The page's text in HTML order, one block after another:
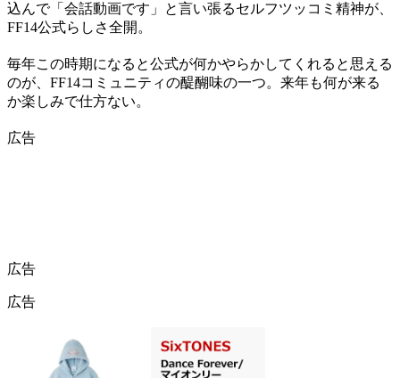
込んで「会話動画です」と言い張るセルフツッコミ精神が、
FF14公式らしさ全開。
毎年この時期になると公式が何かやらかしてくれると思える
のが、FF14コミュニティの醍醐味の一つ。来年も何が来る
か楽しみで仕方ない。
広告
広告
広告